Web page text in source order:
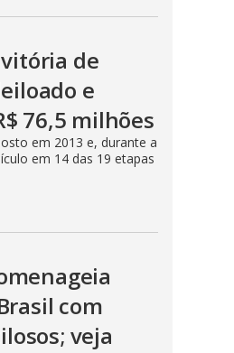
de
e
76,5 milhões
em 2013 e, durante a
em 14 das 19 etapas
com
veja